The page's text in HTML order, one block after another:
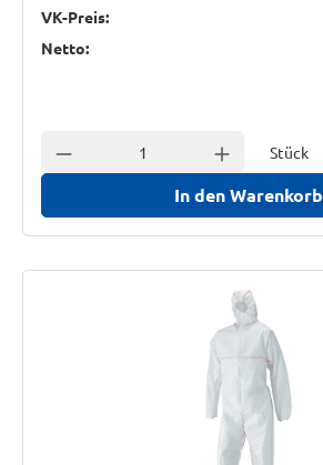
VK-Preis:
Netto:
Anzahl verringern Anzahl erhöhen
In den Warenkorb